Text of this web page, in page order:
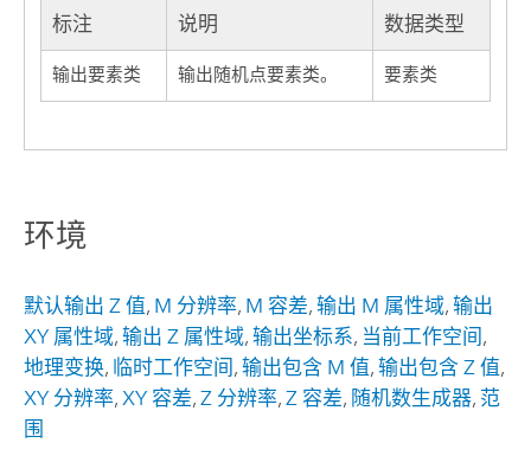
标注 说明 数据类型
输出要素类 输出随机点要素类。 要素类
环境
默认输出 Z 值, M 分辨率, M 容差, 输出 M 属性域, 输出
XY 属性域, 输出 Z 属性域, 输出坐标系, 当前工作空间,
地理变换, 临时工作空间, 输出包含 M 值, 输出包含 Z 值,
XY 分辨率, XY 容差, Z 分辨率, Z 容差, 随机数生成器, 范
围